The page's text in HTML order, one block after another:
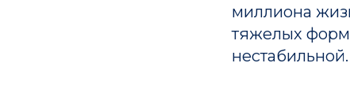
миллиона
тяжелых форм
нестабильной.